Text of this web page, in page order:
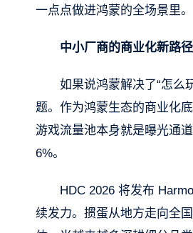
一点点做进鸿蒙的全场景里。
中小厂商的商业化新路径
如果说鸿蒙解决了“怎么
题。作为鸿蒙生态的商业化
游戏流量池本身就是曝光通
6%。
HDC 2026 将发布
续发力。掼蛋从地方走向全